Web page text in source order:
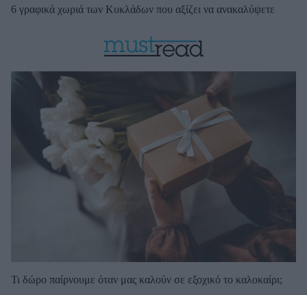
6 γραφικά χωριά των Κυκλάδων που αξίζει να ανακαλύψετε
Τι δώρο παίρνουμε όταν μας καλούν σε εξοχικό το καλοκαίρι;